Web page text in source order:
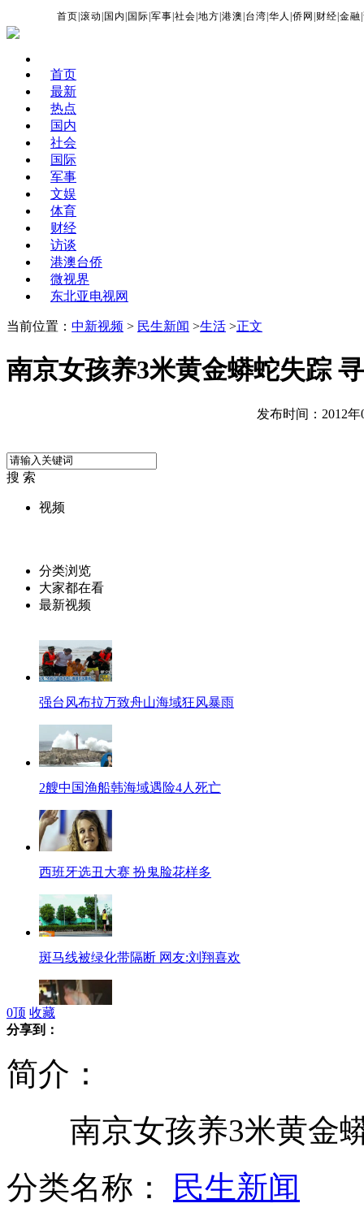
首页 |滚动 国内 国际 |军事 |社会 |地方 |港澳 台湾 |华人 |侨网 财经 |金融 |
首页
最新
热点
国内
社会
国际
军事
文娱
体育
财经
访谈
港澳台侨
微视界
东北亚电视网
当前位置： 中新视频 > 民生新闻 >生活 >正文
南京女孩养3米黄金蟒蛇失踪
发布时间：2012年
搜 索
视频
分类浏览
大家都在看
最新视频
强台风布拉万致舟山海域狂风暴雨
2艘中国渔船韩海域遇险4人死亡
西班牙选丑大赛 扮鬼脸花样多
斑马线被绿化带隔断 网友:刘翔喜欢
新娘瀑布前拍照 婚纱浸水致溺亡
0顶 收藏
分享到：
简介：
南京女孩养3米黄金蟒
分类名称：
民生新闻